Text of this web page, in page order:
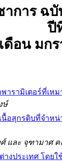
าการ ฉ
ปี
เดือน มก
รามิเตอร์ที่เห
ษ์
อสุกรดิบที่จำห
และ จุฑามาศ ค
งประเทศ โดย